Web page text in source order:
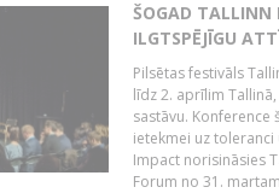
ŠOGAD TALLINN
ILGTSPĒJĪGU
Pilsētas festivāls
līdz 2. aprīlim
sastāvu.
ietekmei uz
Impact norisināsies
Forum no 31.